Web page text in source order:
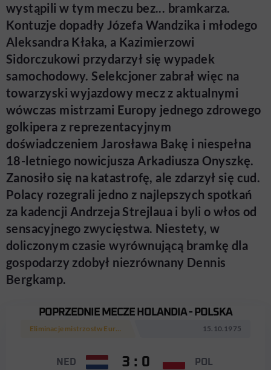
wystąpili w tym meczu bez... bramkarza.
Kontuzje dopadły Józefa Wandzika i młodego
Aleksandra Kłaka, a Kazimierzowi
Sidorczukowi przydarzył się wypadek
samochodowy. Selekcjoner zabrał więc na
towarzyski wyjazdowy mecz z aktualnymi
wówczas mistrzami Europy jednego zdrowego
golkipera z reprezentacyjnym
doświadczeniem Jarosława Bakę i niespełna
18-letniego nowicjusza Arkadiusza Onyszkę.
Zanosiło się na katastrofę, ale zdarzył się cud.
Polacy rozegrali jedno z najlepszych spotkań
za kadencji Andrzeja Strejlaua i byli o włos od
sensacyjnego zwycięstwa. Niestety, w
doliczonym czasie wyrównującą bramkę dla
gospodarzy zdobył niezrównany Dennis
Bergkamp.
POPRZEDNIE MECZE HOLANDIA - POLSKA
Eliminacje mistrzostw Europy 1976 15.10.1975
NED 3 : 0 POL